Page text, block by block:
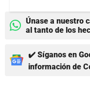
Únase a nuestro
al tanto de los
✔️ Síganos en
información de